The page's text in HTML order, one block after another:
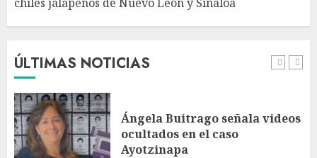
ÚLTIMAS NOTICIAS
1 AGOSTO 7, 2026
Ángela Buitrago señala videos
ocultados en el caso
Ayotzinapa